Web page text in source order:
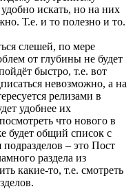
искать, но на них
Т.е. и то полезно и то.
слешей, по мере
от глубины не будет
быстро, т.е. вот
невозможно, а на
релизами в
удобнее их
что нового в
будет общий список с
– это Пост
раздела из
какие-то, т.е. смотреть